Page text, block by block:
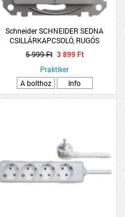
Schneider SCHNEIDER SEDNA
CSILLÁRKAPCSOLÓ, RUGÓS
BEKÖTÉS, 10AX, ALUMÍNIUM SZÍNŰ
5 999 Ft 3 899 Ft
Praktiker
A bolthoz
Info